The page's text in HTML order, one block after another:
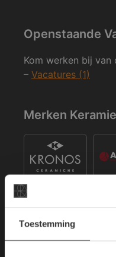
Toestemming
Openstaande
Kom werken bij van
– Vacatures (1)
Merken
Merken
Deze